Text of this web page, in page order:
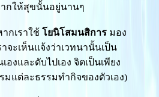
กให้สุขนั้นอยู่นานๆ
ากเราใช้ โยนิโสมนสิการมอง
จะเห็นแจ้งว่าเวทนานั้นเป็น
งและดับไปเอง จิตเป็นเพียง
มแต่ละธรรมทำกิจของตัวเอง)